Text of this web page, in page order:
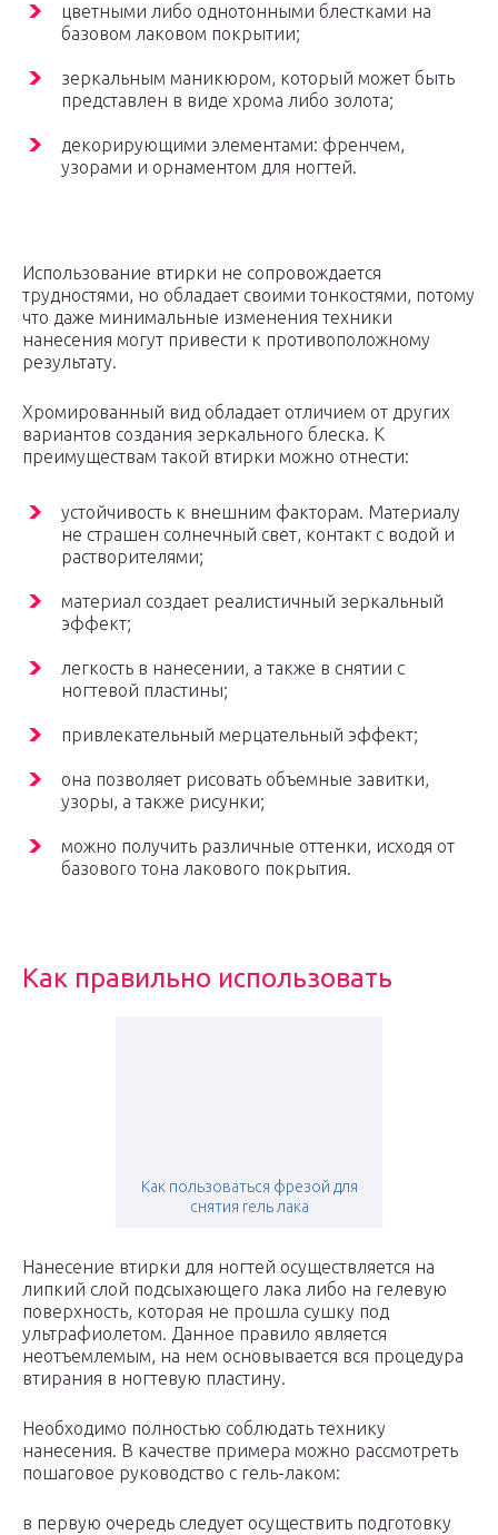
цветными либо однотонными блестками на
базовом лаковом покрытии;
зеркальным маникюром, который может быть
представлен в виде хрома либо золота;
декорирующими элементами: френчем,
узорами и орнаментом для ногтей.
Использование втирки не сопровождается
трудностями, но обладает своими тонкостями, потому
что даже минимальные изменения техники
нанесения могут привести к противоположному
результату.
Хромированный вид обладает отличием от других
вариантов создания зеркального блеска. К
преимуществам такой втирки можно отнести:
устойчивость к внешним факторам. Материалу
не страшен солнечный свет, контакт с водой и
растворителями;
материал создает реалистичный зеркальный
эффект;
легкость в нанесении, а также в снятии с
ногтевой пластины;
привлекательный мерцательный эффект;
она позволяет рисовать объемные завитки,
узоры, а также рисунки;
можно получить различные оттенки, исходя от
базового тона лакового покрытия.
Как правильно использовать
Как пользоваться фрезой для
снятия гель лака
Нанесение втирки для ногтей осуществляется на
липкий слой подсыхающего лака либо на гелевую
поверхность, которая не прошла сушку под
ультрафиолетом. Данное правило является
неотъемлемым, на нем основывается вся процедура
втирания в ногтевую пластину.
Необходимо полностью соблюдать технику
нанесения. В качестве примера можно рассмотреть
пошаговое руководство с гель-лаком:
в первую очередь следует осуществить подготовку